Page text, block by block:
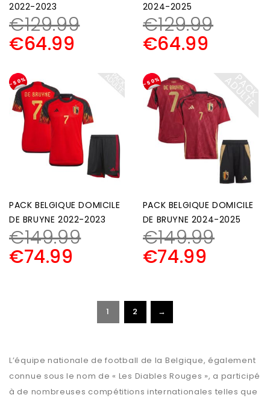
2022-2023
€129.99
€64.99
2024-2025
€129.99
€64.99
-50%
PACK BELGIQUE DOMICILE
DE BRUYNE 2022-2023
€149.99
€74.99
-50% P
A
C
K
A
D
U
L
T
E
PACK BELGIQUE DOMICILE
DE BRUYNE 2024-2025
€149.99
€74.99
1 2 →
L’équipe nationale de football de la Belgique, également
connue sous le nom de « Les Diables Rouges », a participé
à de nombreuses compétitions internationales telles que